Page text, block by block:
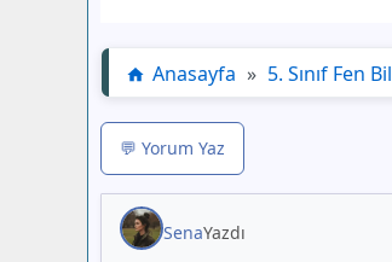
Anasayfa » 5. Sınıf Fen
💬 Yorum Yaz
SenaYazdı